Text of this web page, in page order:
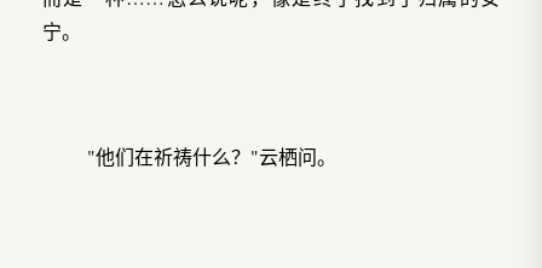
宁。
"他们在祈祷什么？"云栖问。